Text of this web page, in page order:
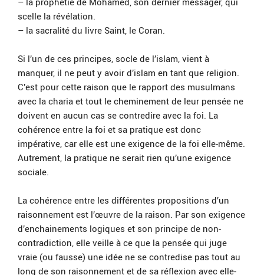
scelle la révélation.
– la sacralité du livre Saint, le Coran.
Si l’un de ces principes, socle de l’islam, vient à
manquer, il ne peut y avoir d’islam en tant que religion.
C’est pour cette raison que le rapport des musulmans
avec la charia et tout le cheminement de leur pensée ne
doivent en aucun cas se contredire avec la foi. La
cohérence entre la foi et sa pratique est donc
impérative, car elle est une exigence de la foi elle-même.
Autrement, la pratique ne serait rien qu’une exigence
sociale.
La cohérence entre les différentes propositions d’un
raisonnement est l’œuvre de la raison. Par son exigence
d’enchainements logiques et son principe de non-
contradiction, elle veille à ce que la pensée qui juge
vraie (ou fausse) une idée ne se contredise pas tout au
long de son raisonnement et de sa réflexion avec elle-